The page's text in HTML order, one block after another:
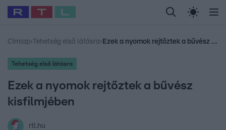
Legfrissebb RTL Híradó Randi Celeb vagyok,
Babits Marcella Most Wanted Gallusz
Címlap› Tehetség első látásra› Ezek a nyomok rejtőztek a bűvész kisfilmjében
Tehetség első látásra
Ezek a nyomok rejtőztek a bűvész
kisfilmjében
rtl.hu